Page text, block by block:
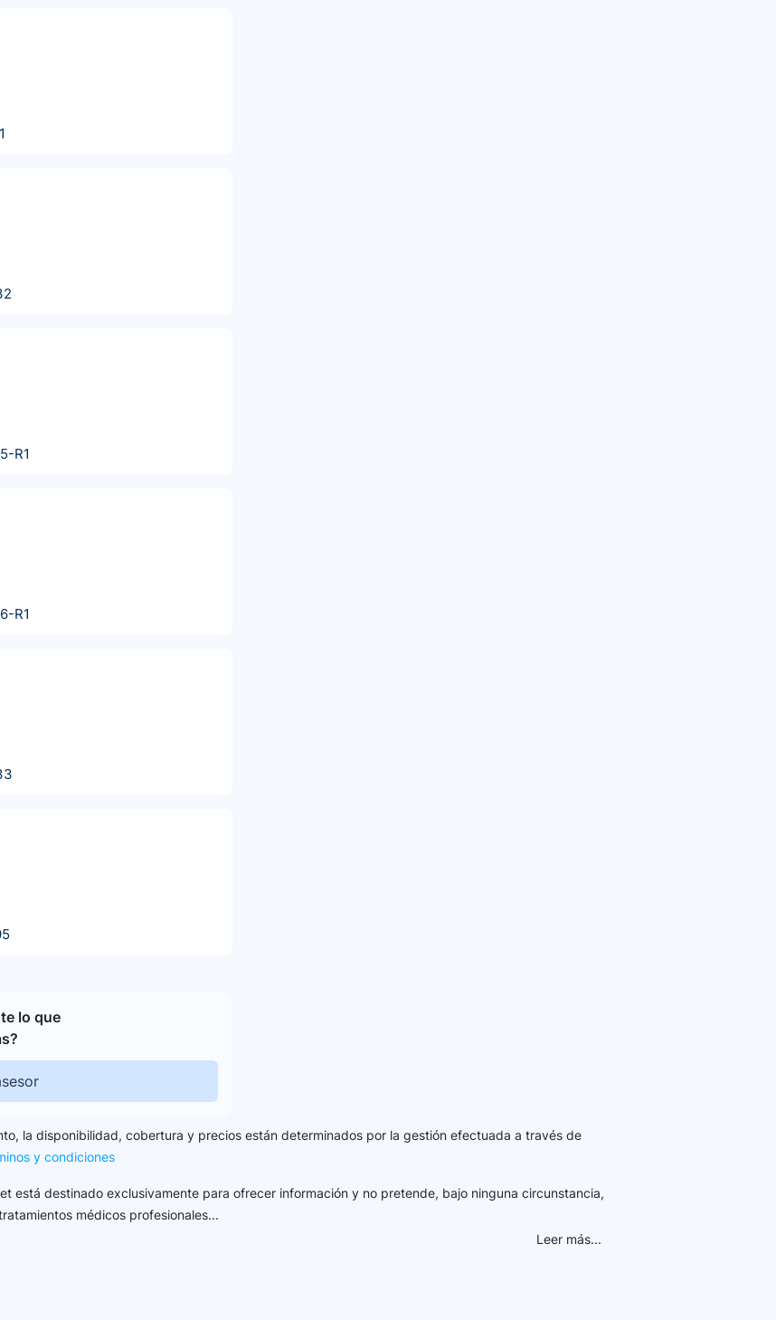
R1
R1
lo que
la disponibilidad, cobertura y precios están determinados por la gestión efectuada a través de
y condiciones
está destinado exclusivamente para ofrecer información y no pretende, bajo ninguna circunstancia,
médicos profesionales...
Leer más...